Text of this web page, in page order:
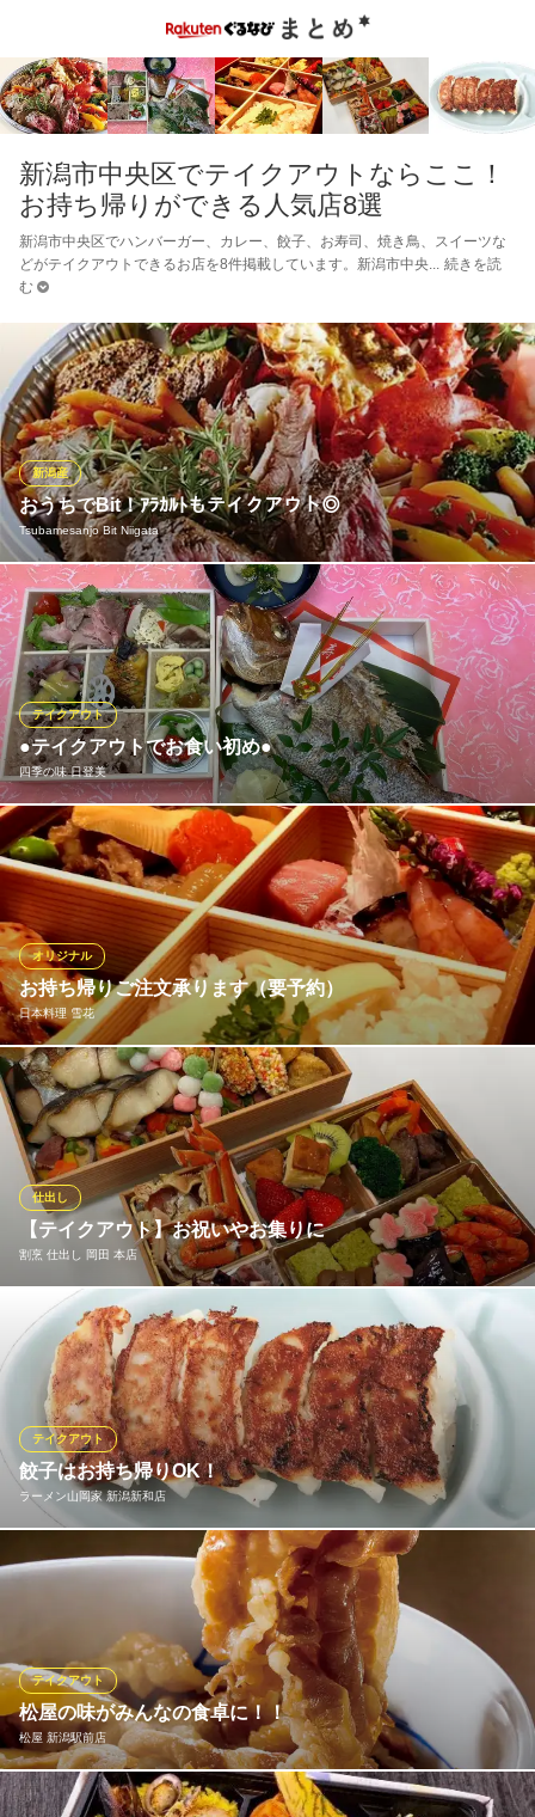
新潟市中央区でテイクアウトならここ！
お持ち帰りができる人気店8選
新潟市中央区でハンバーガー、カレー、餃子、お寿司、焼き鳥、スイーツな
どがテイクアウトできるお店を8件掲載しています。新潟市中央
続きを読
む
おうちでBit！ｱﾗｶﾙﾄもテイクアウト◎
Tsubamesanjo Bit Niigata
新潟産
オードブルの他に旬の前菜やお肉、夜のアラカルトメニューがそ
のままテイクアウトできます。お好みのメニューを組み合わせて
おうち時間を楽しんでみては！お酒の販売もしておりますのでBit
の料理に合わせてワインはいかがでしょうか♪
Tsubamesanjo Bit Niigata
本格イタリアン
ＪＲ新潟駅万代口 車5分
新潟県新潟市中央区新島町通1ノ町1977
●テイクアウトでお食い初め●
四季の味 日登美
テイクアウト
当店では、お子様のお食い初めお料理のテイクアウトをご提供し
ております。ご家族様のお弁当も是非、ご一緒にご注文頂き合計
１万円以上で旧市内配達も可能です。詳しくはお弁当のページを
ご覧ください。
四季の味 日登美
懐石料理/日本料理
ＪＲ新潟駅 徒歩28分
新潟県新潟市中央区東堀通8番町1425 玉家ビル3F
お持ち帰りご注文承ります（要予約）
日本料理 雪花
オリジナル
ご来店いただいてお召し上がりいただくお料理同様に、季節の食
材をふんだんに使用し、真心込めて１つ１つお作り致します。お
祝い事やご法要、会議やパーティーなど、あらゆるシーンでご活
用ください。 お持ち帰りのメニューにつきましては、下記「詳細
を見る」のボタンでご覧いただけます。
日本料理 雪花
四季を味わう日本料理店
ＪＲ新潟駅 車10分
新潟県新潟市中央区古町通9番町1481-1
【テイクアウト】お祝いやお集りに
割烹 仕出し 岡田 本店
仕出し
ご親戚やお友達、地域のお集まりにオードブルや仕出し弁当など
【割烹仕出し岡田】ならではのお品書きでお届けしております。
お写真のオードブルは11,880円です。（５人前）ご予算ご相談下
さいませ。
割烹 仕出し 岡田 本店
季節の会席料理、割烹
ＪＲ越後線白山駅 徒歩21分
新潟県新潟市中央区本町通4番町276
餃子はお持ち帰りOK！
ラーメン山岡家 新潟新和店
テイクアウト
山岡家の餃子はお持ち帰りができます。 冷凍でもOKですので、山
岡家の味をお家でもお楽しみ頂けます！ ご家族や友人へのお土産
にも最適！ ジューシーな濃厚肉汁をご堪能下さい。
ラーメン山岡家 新潟新和店
こだわりラーメン
ＪＲ新潟駅 徒歩33分
新潟県新潟市中央区新和1-5-37
松屋の味がみんなの食卓に！！
松屋 新潟駅前店
テイクアウト
健康で豊かな食生活を応援する松屋では、一部のメニューをのぞ